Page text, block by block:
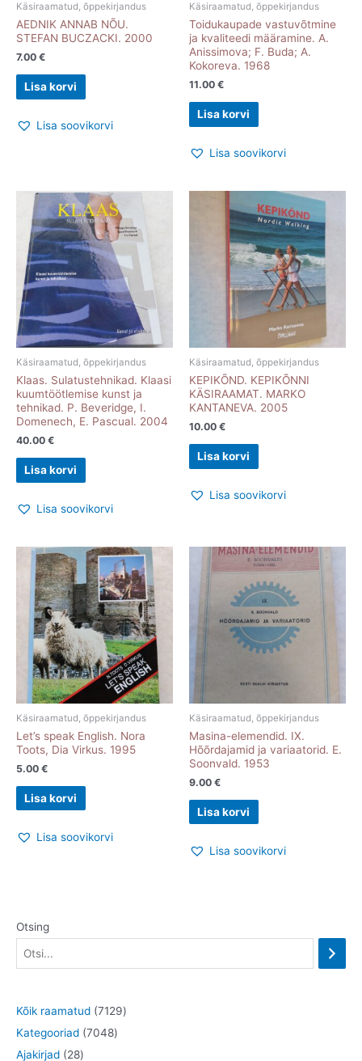
Käsiraamatud, õppekirjandus
AEDNIK ANNAB NÕU.
STEFAN BUCZACKI. 2000
7.00 €
Lisa korvi
Lisa soovikorvi
Käsiraamatud, õppekirjandus
Toidukaupade vastuvõtmine
ja kvaliteedi määramine. A.
Anissimova; F. Buda; A.
Kokoreva. 1968
11.00 €
Lisa korvi
Lisa soovikorvi
Käsiraamatud, õppekirjandus
Klaas. Sulatustehnikad. Klaasi
kuumtöötlemise kunst ja
tehnikad. P. Beveridge, I.
Domenech, E. Pascual. 2004
40.00 €
Lisa korvi
Lisa soovikorvi
Käsiraamatud, õppekirjandus
KEPIKÕND. KEPIKÕNNI
KÄSIRAAMAT. MARKO
KANTANEVA. 2005
10.00 €
Lisa korvi
Lisa soovikorvi
Käsiraamatud, õppekirjandus
Let’s speak English. Nora
Toots, Dia Virkus. 1995
5.00 €
Lisa korvi
Lisa soovikorvi
Käsiraamatud, õppekirjandus
Masina-elemendid. IX.
Hõõrdajamid ja variaatorid. E.
Soonvald. 1953
9.00 €
Lisa korvi
Lisa soovikorvi
Otsing
Kõik raamatud 71297
Kategooriad 70487
Ajakirjad 282